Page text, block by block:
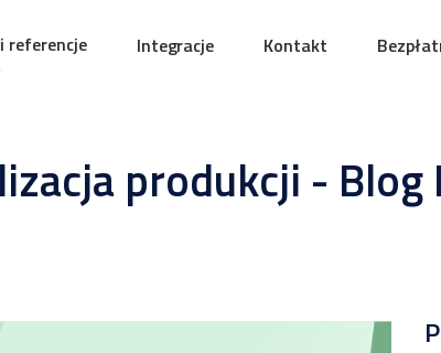
referencje Integracje Kontakt
produkcji - Blog